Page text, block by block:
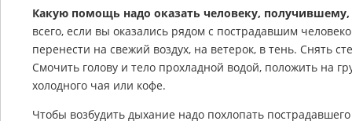
Какую помощь надо оказать человеку,
всего, если вы оказались рядом с пострадавшим
перенести на свежий воздух, на ветерок, в тень. Снять
Смочить голову и тело прохладной водой, положить на
холодного чая или кофе.
Чтобы возбудить дыхание надо похлопать